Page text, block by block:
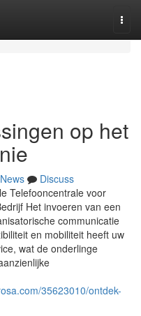
op het
News
Discuss
Telefooncentrale voor
Het invoeren van een
communicatie
en mobiliteit heeft uw
wat de onderlinge
35623010/ontdek-